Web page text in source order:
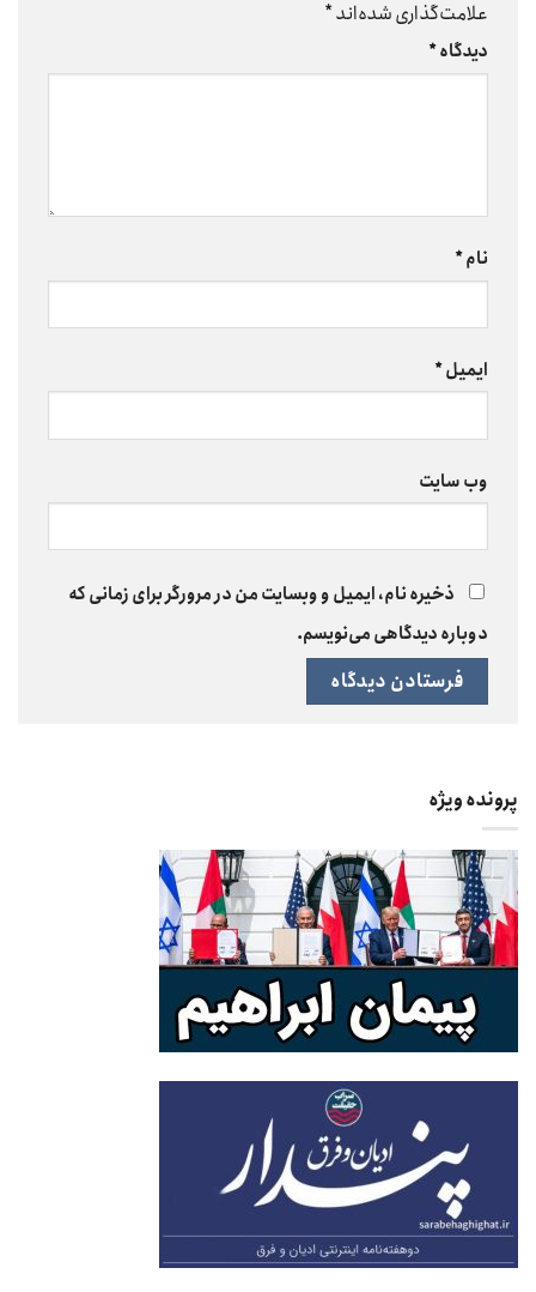
علامت‌گذاری شده‌اند*
دیدگاه*
نام*
ایمیل*
وب‌ سایت
ذخیره نام، ایمیل و وبسایت من در مرورگر برای زمانی که
دوباره دیدگاهی می‌نویسم.
پرونده ویژه